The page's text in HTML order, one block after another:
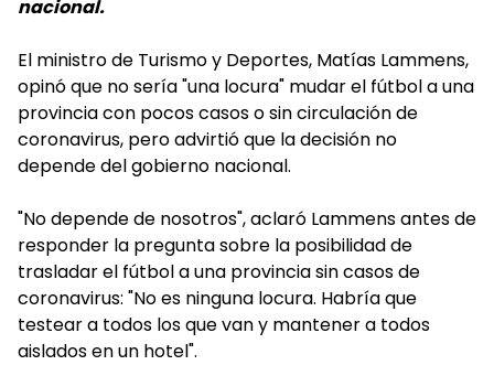
nacional.
El ministro de Turismo y Deportes, Matías Lammens,
opinó que no sería "una locura" mudar el fútbol a una
provincia con pocos casos o sin circulación de
coronavirus, pero advirtió que la decisión no
depende del gobierno nacional.
"No depende de nosotros", aclaró Lammens antes de
responder la pregunta sobre la posibilidad de
trasladar el fútbol a una provincia sin casos de
coronavirus: "No es ninguna locura. Habría que
testear a todos los que van y mantener a todos
aislados en un hotel".